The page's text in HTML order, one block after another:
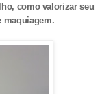
como valorizar seu
maquiagem.